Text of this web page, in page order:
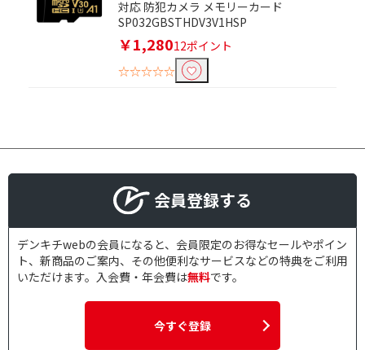
対応 防犯カメラ メモリーカード
SP032GBSTHDV3V1HSP
￥1,28012ポイント
☆☆☆☆☆
会員登録する
デンキチwebの会員になると、会員限定のお得なセールやポイン
ト、新商品のご案内、その他便利なサービスなどの特典をご利用
いただけます。入会費・年会費は無料です。
今すぐ登録